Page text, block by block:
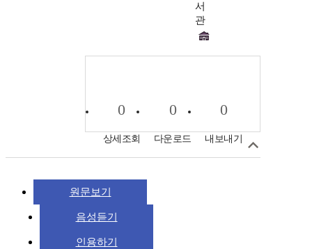
서
관
0
상세조회
0
다운로드
0
내보내기
원문보기
음성듣기
인용하기